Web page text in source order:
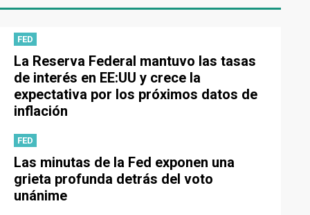
FED
La Reserva Federal mantuvo las tasas
de interés en EE:UU y crece la
expectativa por los próximos datos de
inflación
FED
Las minutas de la Fed exponen una
grieta profunda detrás del voto
unánime